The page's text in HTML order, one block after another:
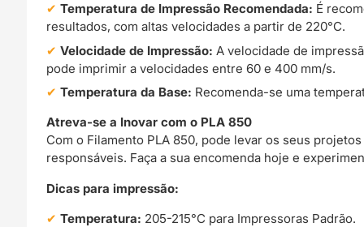
Temperatura de Impressão Recomendada: É
resultados, com altas velocidades a partir de 220°C.
Velocidade de Impressão: A velocidade de
pode imprimir a velocidades entre 60 e 400 mm/s.
Temperatura da Base: Recomenda-se uma
Atreva-se a Inovar com o PLA 850
Com o Filamento PLA 850, pode levar os seus
responsáveis. Faça a sua encomenda hoje e
Dicas para impressão:
Temperatura: 205-215°C para Impressoras Padrão.